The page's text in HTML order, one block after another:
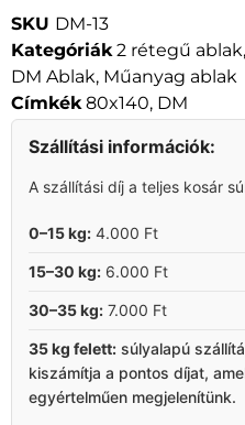
SKU DM-13
Kategóriák 2 rétegű ablak,
DM Ablak, Műanyag ablak
Címkék 80x140, DM
Szállítási információk:
A szállítási díj a teljes kosár
0–15 kg: 4.000 Ft
15–30 kg: 6.000 Ft
30–35 kg: 7.000 Ft
35 kg felett: súlyalapú
kiszámítja a pontos díjat,
egyértelműen megjelenítünk.